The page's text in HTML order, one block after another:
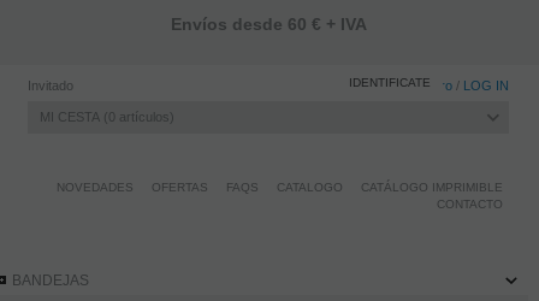
Envíos desde 60 € + IVA
Invitado Registro / LOG IN
MI CESTA 0 artículos
IDENTIFICATE
NOVEDADES OFERTAS FAQS CATALOGO
CATÁLOGO IMPRIMIBLE
CONTACTO
BANDEJAS